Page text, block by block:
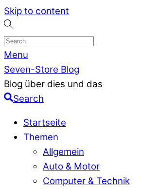
Skip to content
Menu
Seven-Store Blog
Blog über dies und das
Search
Startseite
Themen
Allgemein
Auto & Motor
Computer & Technik